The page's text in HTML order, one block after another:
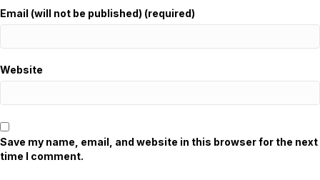
Email (will not be published) (required)
Website
Save my name, email, and website in this browser for the next
time I comment.